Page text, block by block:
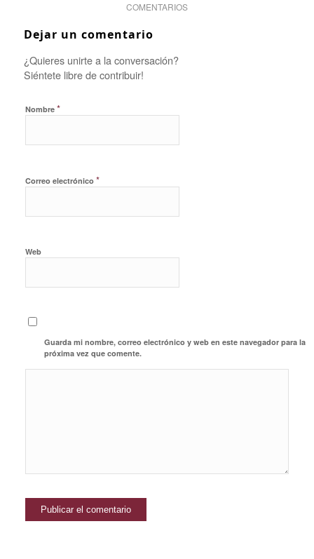
COMENTARIOS
Dejar un comentario
¿Quieres unirte a la conversación?
Siéntete libre de contribuir!
Nombre *
Correo electrónico *
Web
Guarda mi nombre, correo electrónico y web en este navegador para la
próxima vez que comente.